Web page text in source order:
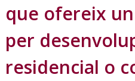
que ofereix
per
residencial o